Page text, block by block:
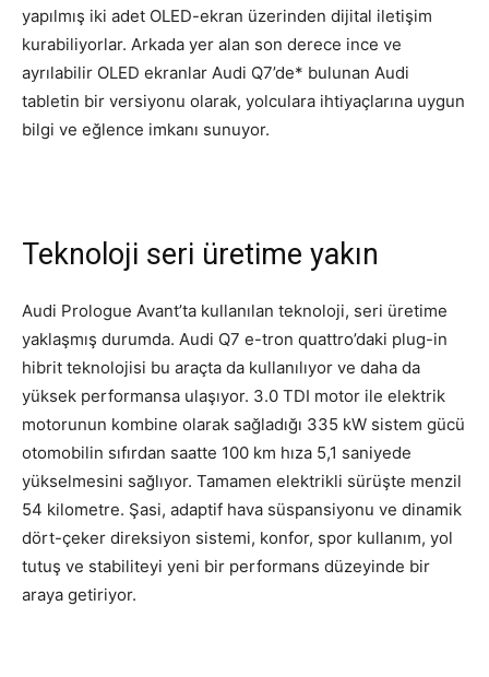
yapılmış iki adet OLED-ekran üzerinden dijital iletişim
kurabiliyorlar. Arkada yer alan son derece ince ve
ayrılabilir OLED ekranlar Audi Q7’de* bulunan Audi
tabletin bir versiyonu olarak, yolculara ihtiyaçlarına uygun
bilgi ve eğlence imkanı sunuyor.
Teknoloji seri üretime yakın
Audi Prologue Avant’ta kullanılan teknoloji, seri üretime
yaklaşmış durumda. Audi Q7 e-tron quattro’daki plug-in
hibrit teknolojisi bu araçta da kullanılıyor ve daha da
yüksek performansa ulaşıyor. 3.0 TDI motor ile elektrik
motorunun kombine olarak sağladığı 335 kW sistem gücü
otomobilin sıfırdan saatte 100 km hıza 5,1 saniyede
yükselmesini sağlıyor. Tamamen elektrikli sürüşte menzil
54 kilometre. Şasi, adaptif hava süspansiyonu ve dinamik
dört-çeker direksiyon sistemi, konfor, spor kullanım, yol
tutuş ve stabiliteyi yeni bir performans düzeyinde bir
araya getiriyor.